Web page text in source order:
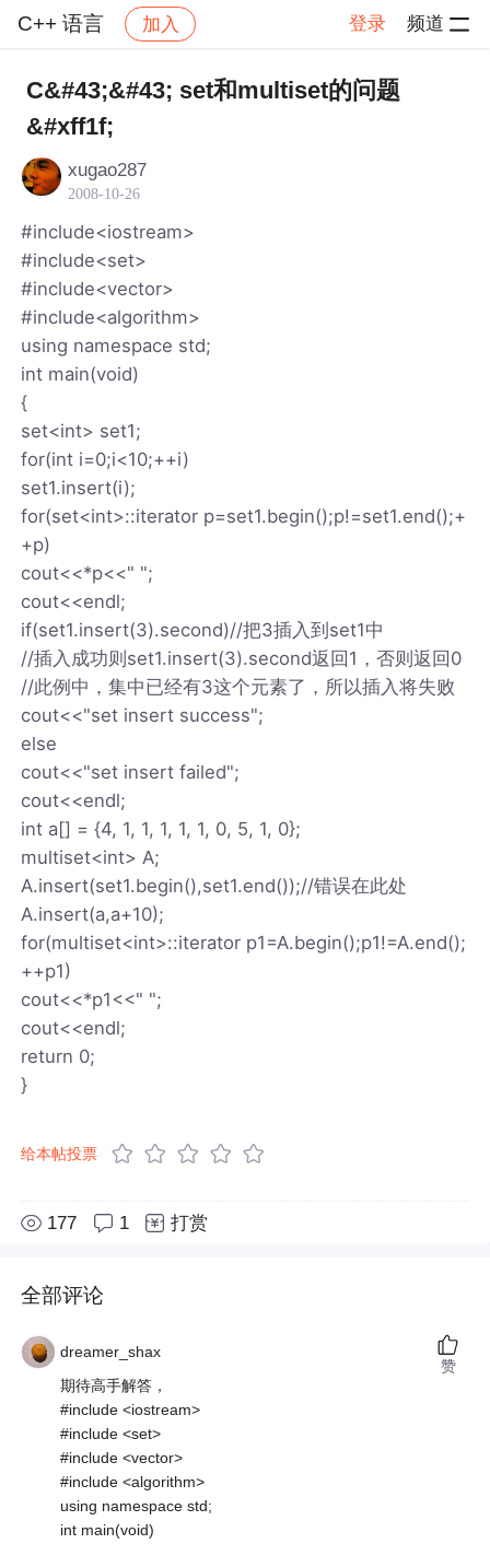
C++ 语言 加入 登录 频道
社区 C++ 语言 帖子详情
C&#43;&#43; set和multiset的问题
&#xff1f;
xugao287
2008-10-26
#include<iostream>
#include<set>
#include<vector>
#include<algorithm>
using namespace std;
int main(void)
{
set<int> set1;
for(int i=0;i<10;++i)
set1.insert(i);
for(set<int>::iterator p=set1.begin();p!=set1.end();+
+p)
cout<<*p<<" ";
cout<<endl;
if(set1.insert(3).second)//把3插入到set1中
//插入成功则set1.insert(3).second返回1，否则返回0
//此例中，集中已经有3这个元素了，所以插入将失败
cout<<"set insert success";
else
cout<<"set insert failed";
cout<<endl;
int a[] = {4, 1, 1, 1, 1, 1, 0, 5, 1, 0};
multiset<int> A;
A.insert(set1.begin(),set1.end());//错误在此处
A.insert(a,a+10);
for(multiset<int>::iterator p1=A.begin();p1!=A.end();
++p1)
cout<<*p1<<" ";
cout<<endl;
return 0;
}
给本帖投票
177 1 打赏
全部评论
dreamer_shax
期待高手解答，
#include <iostream>
#include <set>
#include <vector>
#include <algorithm>
using namespace std;
int main(void)
赞